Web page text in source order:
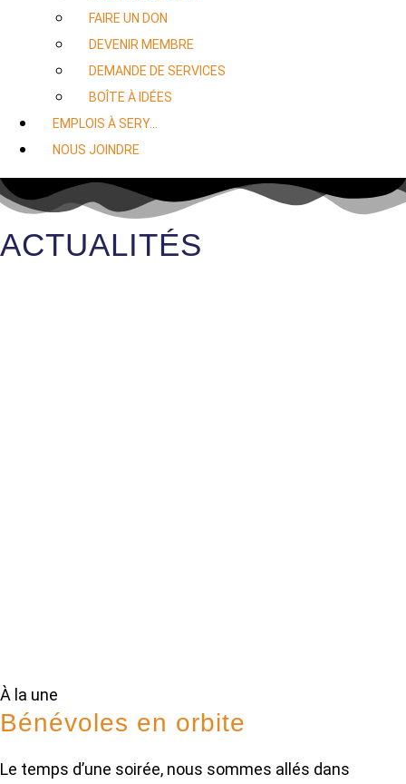
FAIRE UN DON
DEVENIR MEMBRE
DEMANDE DE SERVICES
BOÎTE À IDÉES
EMPLOIS À SERY…
NOUS JOINDRE
ACTUALITÉS
À la une
Bénévoles en orbite
Le temps d’une soirée, nous sommes allés dans